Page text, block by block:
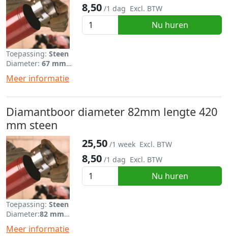
8,50 /1 dag Excl. BTW
Nu huren
Toepassing: Steen
Diameter: 67 mm
Meer informatie
Diamantboor diameter 82mm lengte 420
mm steen
8,50 /1 dag Excl. BTW
25,50 /1 week Excl. BTW
Nu huren
Toepassing: Steen
Diameter:82 mm
Lengte:
420 mm
Meer informatie